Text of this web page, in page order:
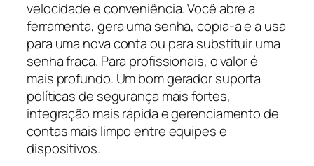
velocidade e conveniência. Você abre a
ferramenta, gera uma senha, copia-a e a usa
para uma nova conta ou para substituir uma
senha fraca. Para profissionais, o valor é
mais profundo. Um bom gerador suporta
políticas de segurança mais fortes,
integração mais rápida e gerenciamento de
contas mais limpo entre equipes e
dispositivos.